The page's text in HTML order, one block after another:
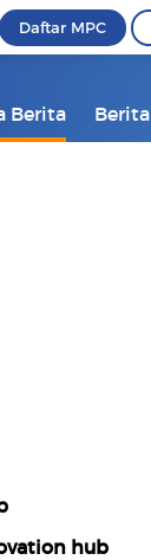
Daftar MPC
Berita Berita
hub